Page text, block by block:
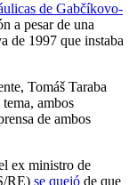
de Gabčíkovo-
a pesar de una
de 1997 que instaba
Tomáš Taraba
ambos
de ambos
ex ministro de
RE) se quejó de que